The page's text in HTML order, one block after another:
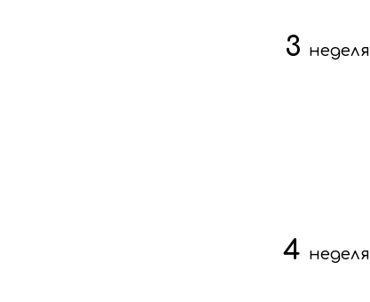
3 неделя
4 неделя